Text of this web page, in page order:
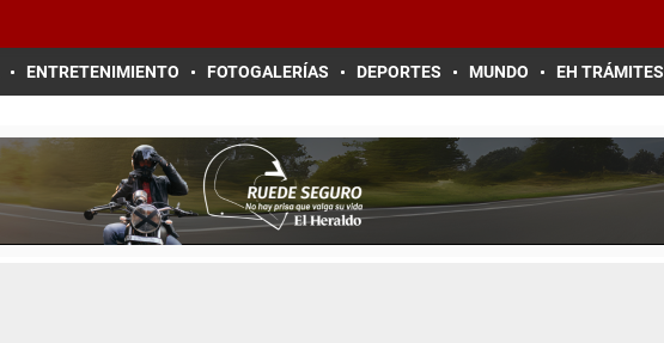
ENTRETENIMIENTO FOTOGALERÍAS DEPORTES MUNDO EH TRÁMITES